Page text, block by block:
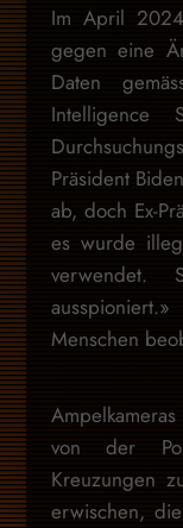
Im April
gegen eine
Daten
Intelligence
Präsident
ab, doch Ex-
es wurde
verwendet.
Menschen
von der
Kreuzungen
erwischen,